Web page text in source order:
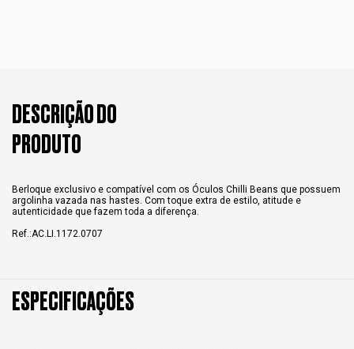
DESCRIÇÃO DO
PRODUTO
Berloque exclusivo e compatível com os Óculos Chilli Beans que possuem
argolinha vazada nas hastes. Com toque extra de estilo, atitude e
autenticidade que fazem toda a diferença.
Ref.:AC.LI.1172.0707
ESPECIFICAÇÕES